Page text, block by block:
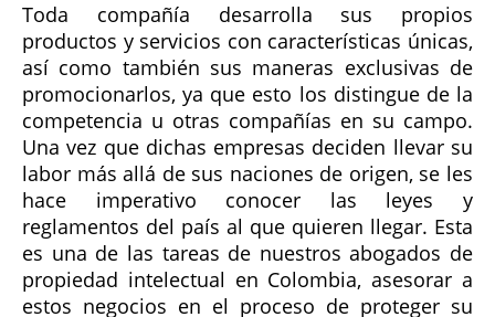
Toda compañía desarrolla sus propios
productos y servicios con características únicas,
así como también sus maneras exclusivas de
promocionarlos, ya que esto los distingue de la
competencia u otras compañías en su campo.
Una vez que dichas empresas deciden llevar su
labor más allá de sus naciones de origen, se les
hace imperativo conocer las leyes y
reglamentos del país al que quieren llegar. Esta
es una de las tareas de nuestros abogados de
propiedad intelectual en Colombia, asesorar a
estos negocios en el proceso de proteger su